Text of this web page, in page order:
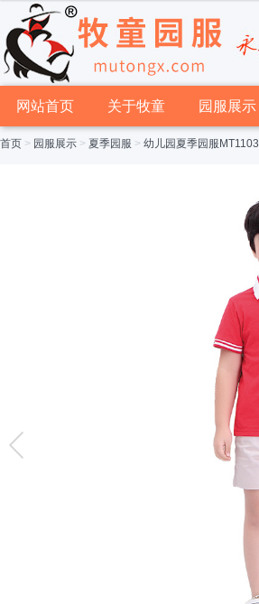
网站首页 关于牧童 园服展示
首页 > 园服展示 > 夏季园服 > 幼儿园夏季园服MT1103